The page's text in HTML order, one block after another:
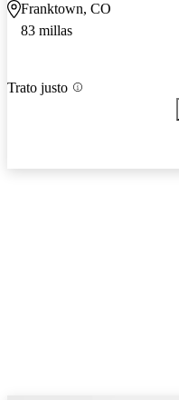
Franktown, CO
83 millas
Trato justo